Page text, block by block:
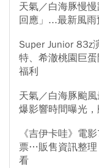
天氣／白海豚慢
回應」...最新風
Super Junior 83z
特、希澈桃園巨
福利
天氣／白海豚颱
爆影響時間曝光
《吉伊卡哇》電
票…販售資訊整理
看